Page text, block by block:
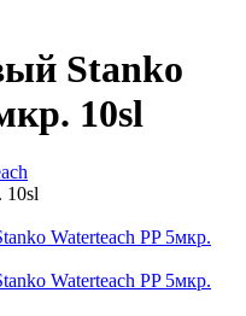
Stanko
10sl
10sl